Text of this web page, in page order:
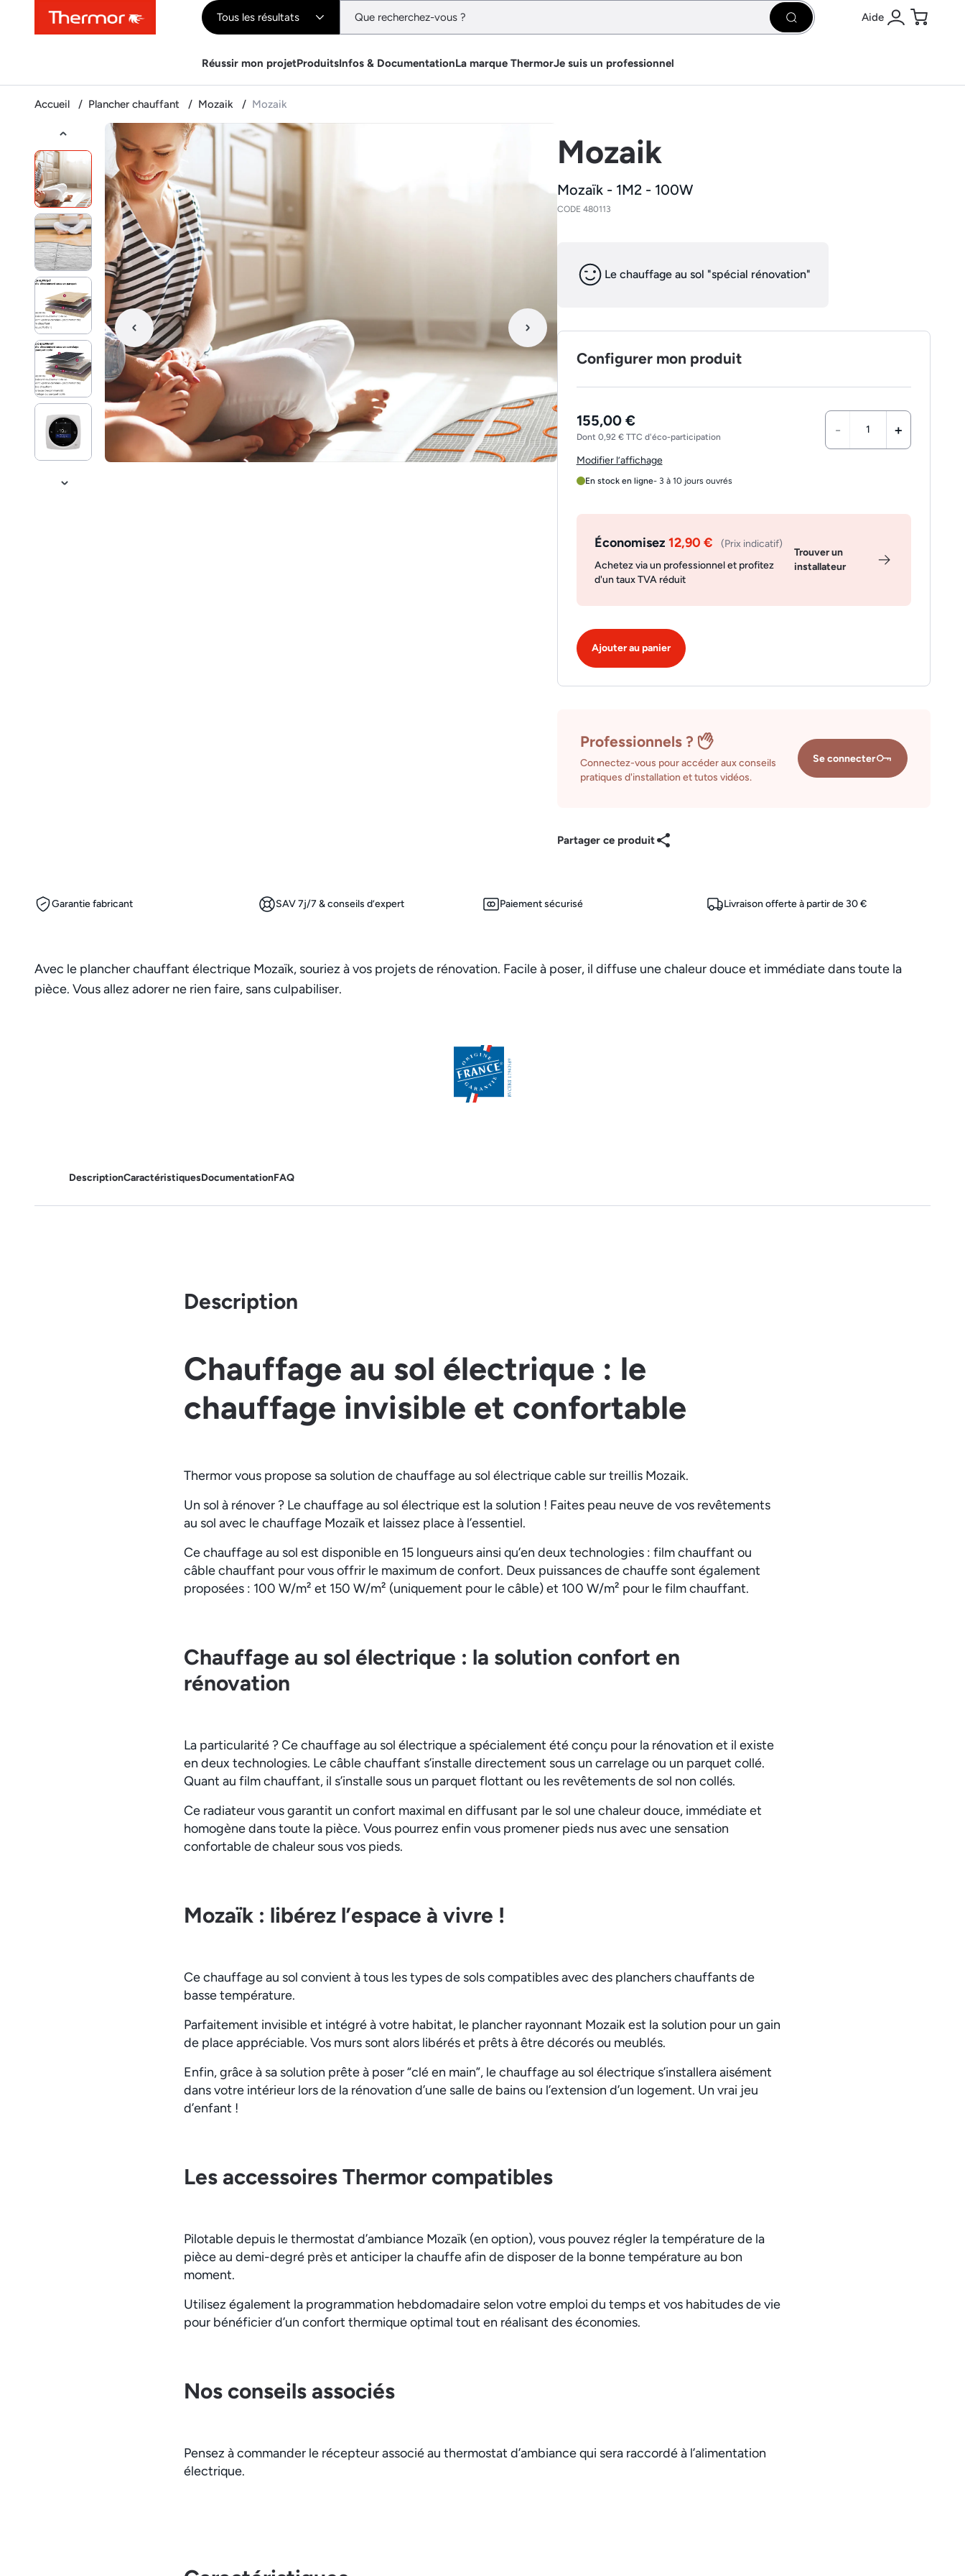
ContenuMenuRecherche Tous les résultats Rechercher Aide
Se connecter
Panier
Réussir mon projetProduitsInfos & DocumentationLa marque ThermorJe suis un professionnel
Accueil Plancher chauffant Mozaik Mozaik
Mozaik
Mozaïk - 1M2 - 100W
CODE 480113
Le chauffage au sol "spécial rénovation"
Configurer mon produit
155,00 €
Dont 0,92 € TTC d'éco-participation - +
Modifier l’affichage
En stock en ligne- 3 à 10 jours ouvrés
Économisez12,90 €
(Prix indicatif)
Achetez via un professionnel et profitez
d'un taux TVA réduit
Trouver un
installateur
Ajouter au panier
Professionnels ?
Connectez-vous pour accéder aux conseils
pratiques d'installation et tutos vidéos.
Se connecter
Partager ce produit
Garantie fabricant SAV 7j/7 & conseils d’expert Paiement sécurisé Livraison offerte à partir de 30 €
Avec le plancher chauffant électrique Mozaïk, souriez à vos projets de rénovation. Facile à poser, il diffuse une chaleur douce et immédiate dans toute la
pièce. Vous allez adorer ne rien faire, sans culpabiliser.
DescriptionCaractéristiquesDocumentationFAQ
Description
Chauffage au sol électrique : le
chauffage invisible et confortable
Thermor vous propose sa solution de chauffage au sol électrique cable sur treillis Mozaik.
Un sol à rénover ? Le chauffage au sol électrique est la solution ! Faites peau neuve de vos revêtements
au sol avec le chauffage Mozaïk et laissez place à l’essentiel.
Ce chauffage au sol est disponible en 15 longueurs ainsi qu’en deux technologies : film chauffant ou
câble chauffant pour vous offrir le maximum de confort. Deux puissances de chauffe sont également
proposées : 100 W/m² et 150 W/m² (uniquement pour le câble) et 100 W/m² pour le film chauffant.
Chauffage au sol électrique : la solution confort en
rénovation
La particularité ? Ce chauffage au sol électrique a spécialement été conçu pour la rénovation et il existe
en deux technologies. Le câble chauffant s’installe directement sous un carrelage ou un parquet collé.
Quant au film chauffant, il s’installe sous un parquet flottant ou les revêtements de sol non collés.
Ce radiateur vous garantit un confort maximal en diffusant par le sol une chaleur douce, immédiate et
homogène dans toute la pièce. Vous pourrez enfin vous promener pieds nus avec une sensation
confortable de chaleur sous vos pieds.
Mozaïk : libérez l’espace à vivre !
Ce chauffage au sol convient à tous les types de sols compatibles avec des planchers chauffants de
basse température.
Parfaitement invisible et intégré à votre habitat, le plancher rayonnant Mozaik est la solution pour un gain
de place appréciable. Vos murs sont alors libérés et prêts à être décorés ou meublés.
Enfin, grâce à sa solution prête à poser “clé en main”, le chauffage au sol électrique s’installera aisément
dans votre intérieur lors de la rénovation d’une salle de bains ou l’extension d’un logement. Un vrai jeu
d’enfant !
Les accessoires Thermor compatibles
Pilotable depuis le thermostat d’ambiance Mozaïk (en option), vous pouvez régler la température de la
pièce au demi-degré près et anticiper la chauffe afin de disposer de la bonne température au bon
moment.
Utilisez également la programmation hebdomadaire selon votre emploi du temps et vos habitudes de vie
pour bénéficier d’un confort thermique optimal tout en réalisant des économies.
Nos conseils associés
Pensez à commander le récepteur associé au thermostat d’ambiance qui sera raccordé à l’alimentation
électrique.